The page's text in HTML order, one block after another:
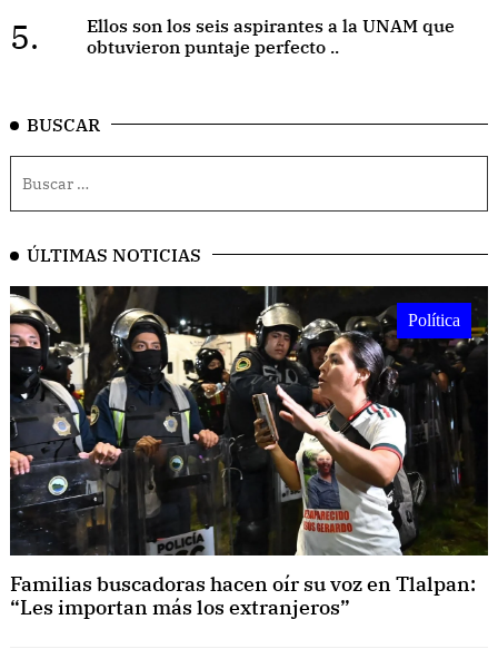
5.
Ellos son los seis aspirantes a la UNAM que
obtuvieron puntaje perfecto ..
BUSCAR
ÚLTIMAS NOTICIAS
Política
Familias buscadoras hacen oír su voz en Tlalpan:
“Les importan más los extranjeros”